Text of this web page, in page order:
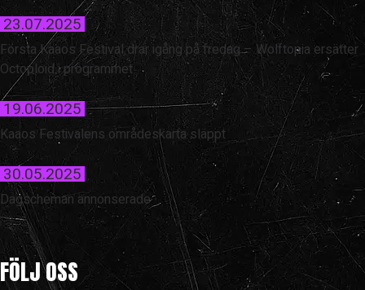
23.07.2025
Första Kaaos Festival drar igång på fredag – Wolftopia ersätter
Octoploid i programmet
19.06.2025
Kaaos Festivalens områdeskarta släppt
30.05.2025
Dagscheman annonserade
FÖLJ OSS